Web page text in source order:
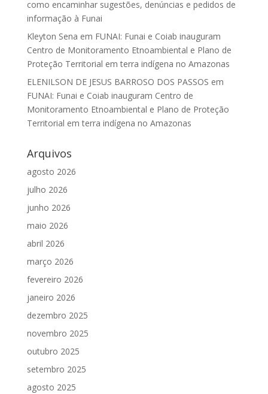
como encaminhar sugestões, denúncias e pedidos de
informação à Funai
Kleyton Sena em FUNAI: Funai e Coiab inauguram
Centro de Monitoramento Etnoambiental e Plano de
Proteção Territorial em terra indígena no Amazonas
ELENILSON DE JESUS BARROSO DOS PASSOS em
FUNAI: Funai e Coiab inauguram Centro de
Monitoramento Etnoambiental e Plano de Proteção
Territorial em terra indígena no Amazonas
Arquivos
agosto 2026
julho 2026
junho 2026
maio 2026
abril 2026
março 2026
fevereiro 2026
janeiro 2026
dezembro 2025
novembro 2025
outubro 2025
setembro 2025
agosto 2025